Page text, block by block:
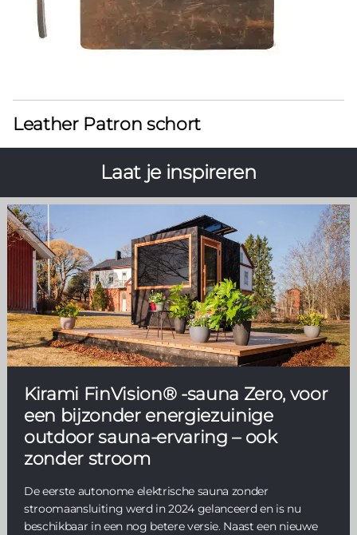
Leather Patron schort
Laat je inspireren
Kirami FinVision® -sauna Zero, voor
een bijzonder energiezuinige
outdoor sauna-ervaring – ook
zonder stroom
De eerste autonome elektrische sauna zonder
stroomaansluiting werd in 2024 gelanceerd en is nu
beschikbaar in een nog betere versie. Naast een nieuwe